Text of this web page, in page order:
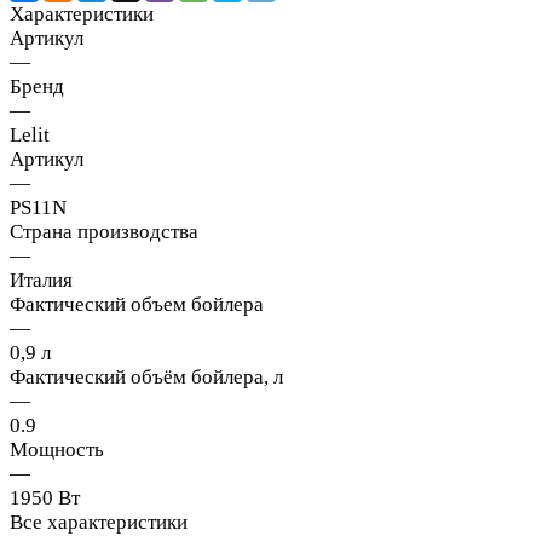
Характеристики
Артикул
—
Бренд
—
Lelit
Артикул
—
PS11N
Страна производства
—
Италия
Фактический объем бойлера
—
0,9 л
Фактический объём бойлера, л
—
0.9
Мощность
—
1950 Вт
Все характеристики